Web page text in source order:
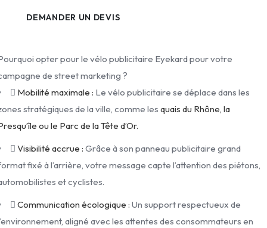
DEMANDER UN DEVIS
opter pour le vélo publicitaire Eyekard pour votre
de street marketing ?
Mobilité maximale : Le vélo publicitaire se déplace dans les
stratégiques de la ville, comme lesquais du Rhône, la
ou le Parc de la Tête d’Or.
Visibilité accrue : Grâce à son panneau publicitaire grand
fixé à l’arrière, votre message capte l’attention des piétons,
et cyclistes.
Communication écologique : Un support respectueux de
aligné avec les attentes des consommateurs en